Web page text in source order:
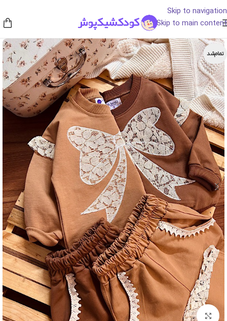
Skip to navigation
Skip to main content
تمام‌شد
بزرگنمایی تصویر